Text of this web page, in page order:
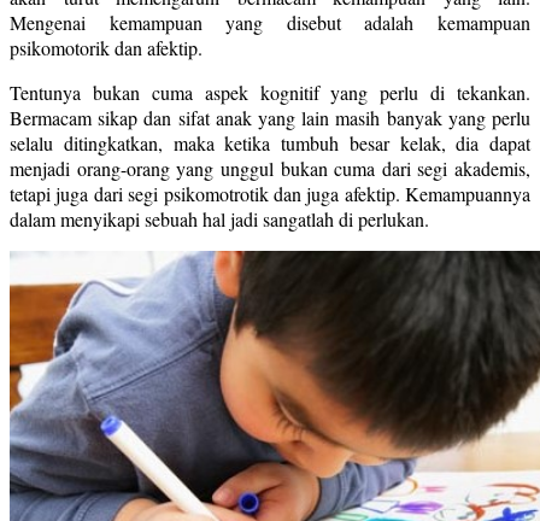
Mengenai kemampuan yang disebut adalah kemampuan
psikomotorik dan afektip.
Tentunya bukan cuma aspek kognitif yang perlu di tekankan.
Bermacam sikap dan sifat anak yang lain masih banyak yang perlu
selalu ditingkatkan, maka ketika tumbuh besar kelak, dia dapat
menjadi orang-orang yang unggul bukan cuma dari segi akademis,
tetapi juga dari segi psikomotrotik dan juga afektip. Kemampuannya
dalam menyikapi sebuah hal jadi sangatlah di perlukan.